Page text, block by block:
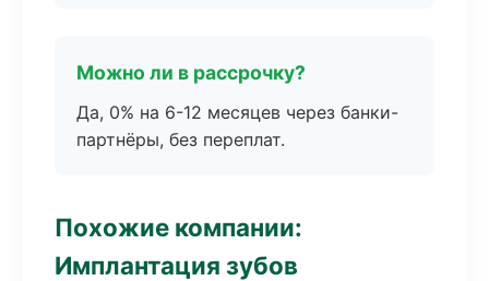
Можно ли в рассрочку?
Да, 0% на 6-12 месяцев через банки-
партнёры, без переплат.
Похожие компании:
Имплантация зубов